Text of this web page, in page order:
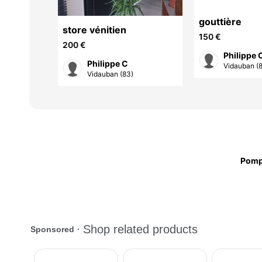
store vénitien
200 €
Philippe C
Vidauban (83)
gouttière
150 €
Philippe
Vidauban